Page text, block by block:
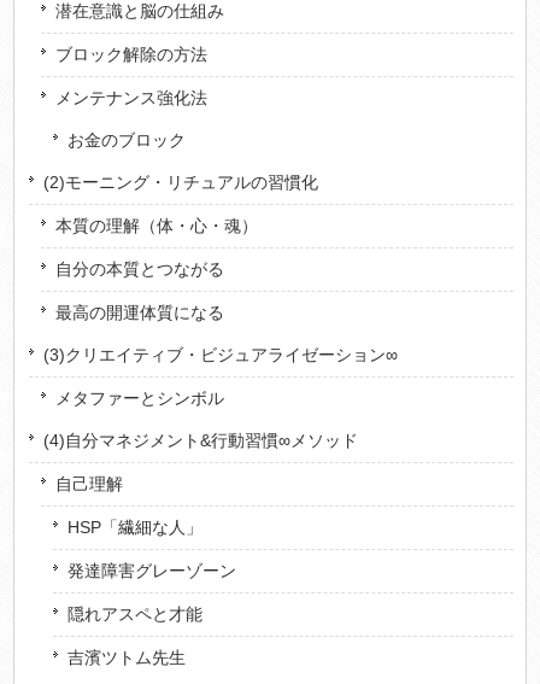
潜在意識と脳の仕組み
ブロック解除の方法
メンテナンス強化法
お金のブロック
(2)モーニング・リチュアルの習慣化
本質の理解（体・心・魂）
自分の本質とつながる
最高の開運体質になる
(3)クリエイティブ・ビジュアライゼーション∞
メタファーとシンボル
(4)自分マネジメント&行動習慣∞メソッド
自己理解
HSP「繊細な人」
発達障害グレーゾーン
隠れアスペと才能
吉濱ツトム先生